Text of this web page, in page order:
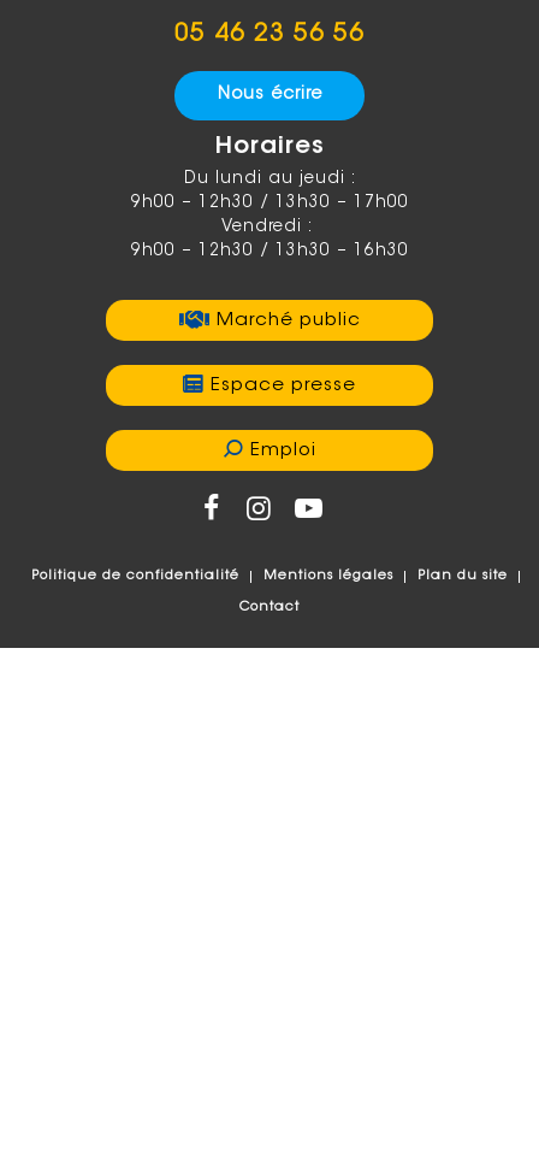
05 46 23 56 56
Nous écrire
Horaires
Du lundi au jeudi :
9h00 – 12h30 / 13h30 – 17h00
Vendredi :
9h00 – 12h30 / 13h30 – 16h30
Marché public
Espace presse
Emploi
Politique de confidentialité Mentions légales Plan du site
Contact